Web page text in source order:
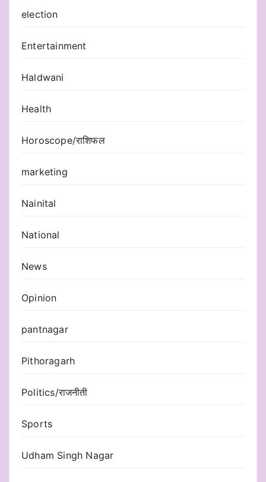
election
Entertainment
Haldwani
Health
Horoscope/राशिफल
marketing
Nainital
National
News
Opinion
pantnagar
Pithoragarh
Politics/राजनीती
Sports
Udham Singh Nagar